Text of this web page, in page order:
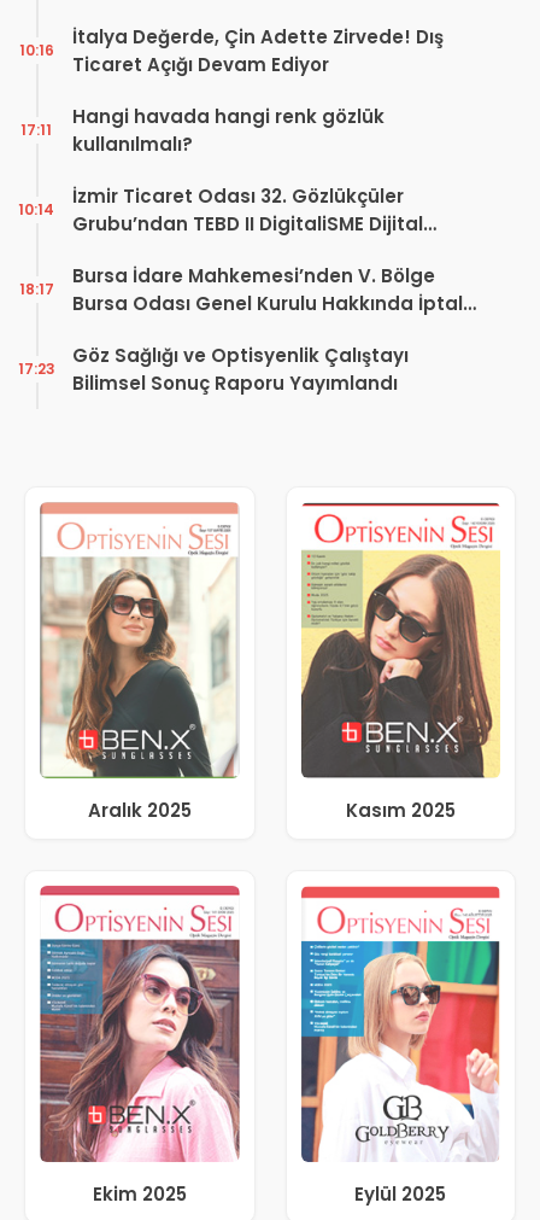
İtalya Değerde, Çin Adette Zirvede! Dış
Ticaret Açığı Devam Ediyor
10:16
Hangi havada hangi renk gözlük
kullanılmalı?
17:11
İzmir Ticaret Odası 32. Gözlükçüler
Grubu’ndan TEBD II DigitaliSME Dijital
10:14
Bursa İdare Mahkemesi’nden V. Bölge
Bursa Odası Genel Kurulu Hakkında İptal
18:17
Göz Sağlığı ve Optisyenlik Çalıştayı
Bilimsel Sonuç Raporu Yayımlandı
17:23
Aralık 2025 Kasım 2025
Ekim 2025 Eylül 2025